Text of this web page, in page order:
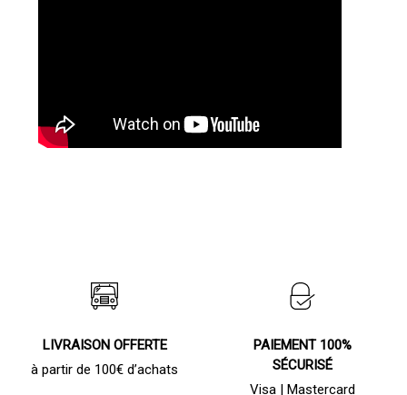
LIVRAISON OFFERTE
à partir de 100€ d’achats
PAIEMENT 100%
SÉCURISÉ
Visa | Mastercard